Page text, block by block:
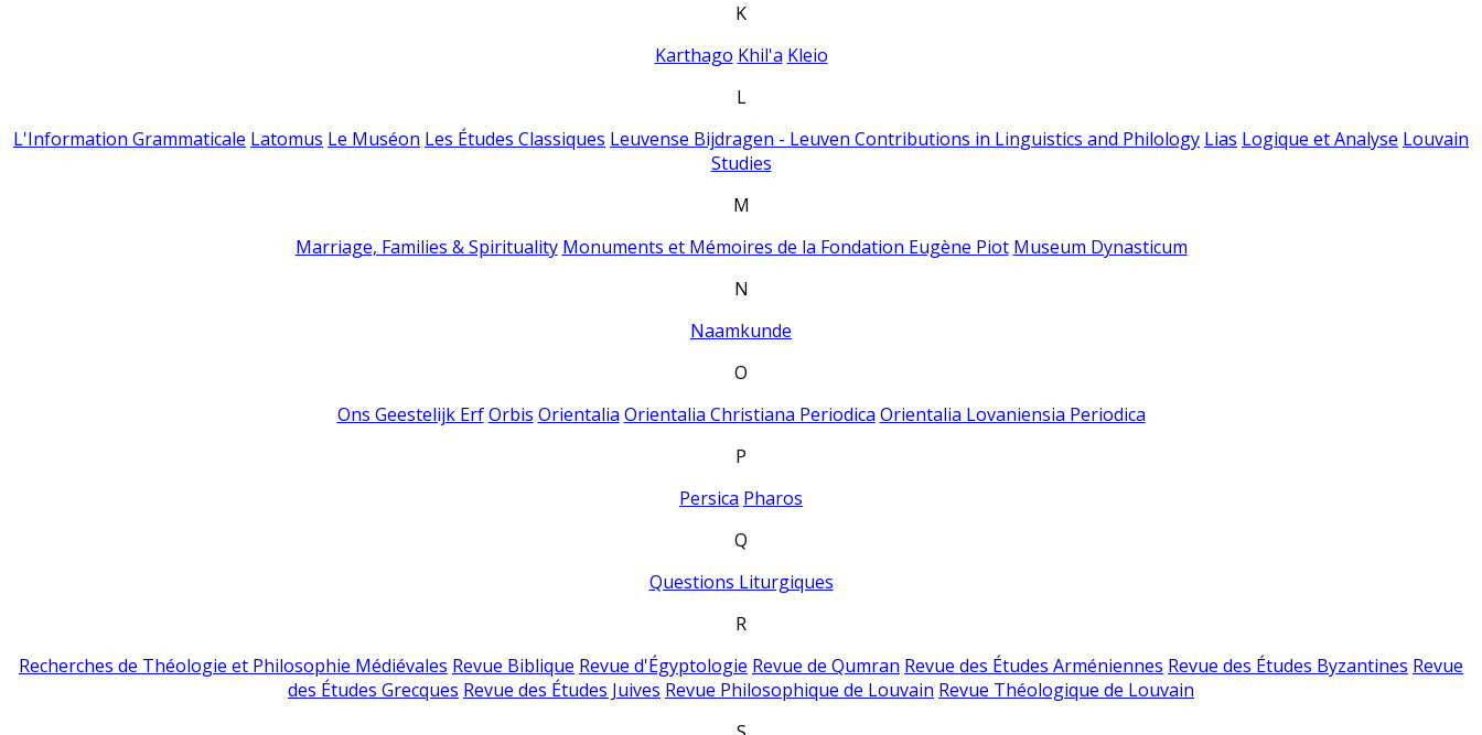
K
Karthago Khil'a Kleio
L
L'Information Grammaticale Latomus Le Muséon Les Études Classiques Leuvense Bijdragen - Leuven Contributions in Linguistics and Philology Lias Logique et Analyse Louvain
Studies
M
Marriage, Families & Spirituality Monuments et Mémoires de la Fondation Eugène Piot Museum Dynasticum
N
Naamkunde
O
Ons Geestelijk Erf Orbis Orientalia Orientalia Christiana Periodica Orientalia Lovaniensia Periodica
P
Persica Pharos
Q
Questions Liturgiques
R
Recherches de Théologie et Philosophie Médiévales Revue Biblique Revue d'Égyptologie Revue de Qumran Revue des Études Arméniennes Revue des Études Byzantines Revue
des Études Grecques Revue des Études Juives Revue Philosophique de Louvain Revue Théologique de Louvain